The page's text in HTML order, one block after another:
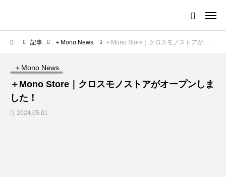
記事 ＋Mono News ＋Mono Store｜クロスモノストアがオープンしました！
＋Mono News
＋Mono Store｜クロスモノストアがオープンしま
した！
2024.05.01